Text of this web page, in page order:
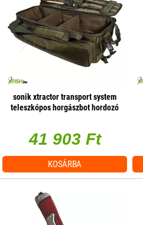
sonik xtractor transport system
teleszkópos horgászbot hordozó
41 903 Ft
KOSÁRBA